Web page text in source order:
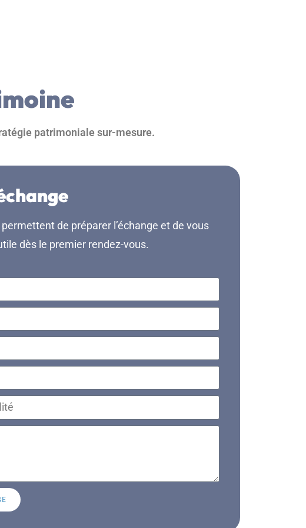
patrimoniale sur-mesure.
de préparer l’échange et de vous
dès le premier rendez-vous.